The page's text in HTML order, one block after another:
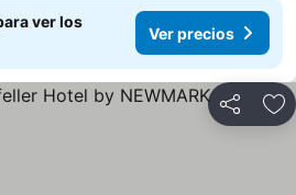
ver los
Ver precios
Compartir